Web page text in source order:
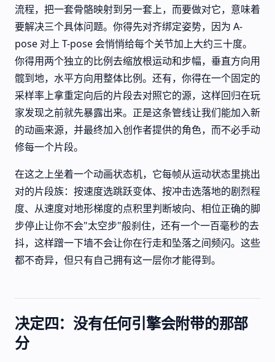
流程，把一套骨骼映射到另一套上，而要做对它，意味着
要解决三个具体问题。你得先对齐绑定姿势，因为 A-
pose 对上 T-pose 会悄悄给每个关节加上大约三十度。
你得用两个独立的比例去缩放根运动和步幅，垂直方向用
髋到地，水平方向用整体比例。还有，你得在一个固定的
采样率上拿重定向后的片段去对照它的源，这样回归在玩
家发现之前就先暴露出来。正是这条管线让我们能加入新
的动画来源，并最终加入创作者提供的角色，而不必手动
修每一个片段。
在这之上坐着一个动画状态机，它每帧从运动状态里挑出
对的片段族：按速度选跳跃变体、按冲击选落地的剧烈程
度、从速度对地形梯度的点积里判断坡向、相位正确的脚
步停止让你不会"太空步"般刹住，还有一个一百毫秒的去
抖，这样蹭一下墙不会让你在行走和坠落之间频闪。这些
都不奇异，但只有自己拥有这一层你才能得到。
决定四：没有任何引擎会附带的那部
分